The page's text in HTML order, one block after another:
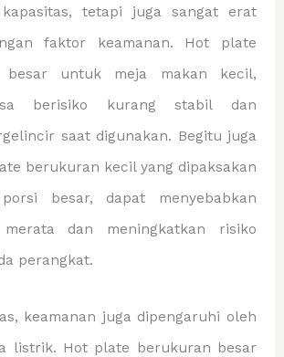
tetapi juga sangat erat
faktor keamanan. Hot plate
untuk meja makan kecil,
berisiko kurang stabil dan
saat digunakan. Begitu juga
berukuran kecil yang dipaksakan
besar, dapat menyebabkan
dan meningkatkan risiko
perangkat.
keamanan juga dipengaruhi oleh
listrik. Hot plate berukuran besar